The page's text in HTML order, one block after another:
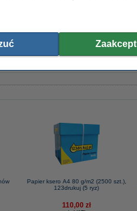
składane ZZ, 2-warstwowe, 3200 listków,
Papier ksero A4 80 g/m2 (2500 szt.),
123drukuj (5 ryz)
110,00 zł